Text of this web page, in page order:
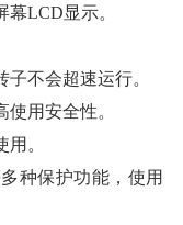
LCD显示。
不会超速运行。
用安全性。
。
种保护功能，使用